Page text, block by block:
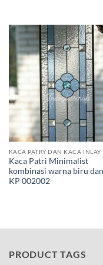
KACA PATRY DAN KACA INLAY
Kaca Patri Minimalist
kombinasi warna biru
KP 002002
PRODUCT TAGS